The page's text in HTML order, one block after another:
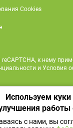
Cookies
к нему
и Условия
419 18
в социальных сетях
Используем куки
работы
с нами, вы